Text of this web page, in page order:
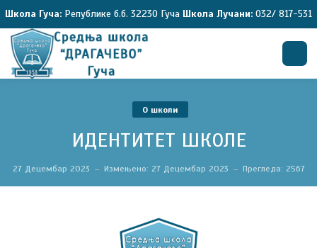
Школа Гуча: Републике б.б. 32230 Гуча Школа Лучани: 032/ 817-531
ИДЕНТИТЕТ ШКОЛЕ
O школи
27 Децембар 2023 Измењено: 27 Децембар 2023 Прегледа: 2567